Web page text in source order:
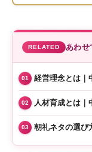
RELATED あわせ
01 経営理念とは｜
02 人材育成とは｜
03 朝礼ネタの選び